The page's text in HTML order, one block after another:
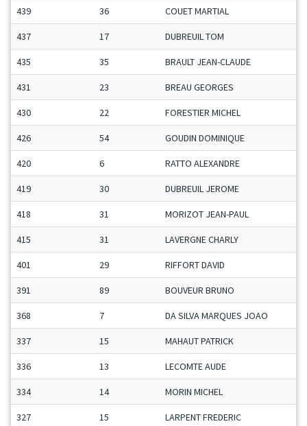
439 36 COUET MARTIAL
437 17 DUBREUIL TOM
435 35 BRAULT JEAN-CLAUDE
431 23 BREAU GEORGES
430 22 FORESTIER MICHEL
426 54 GOUDIN DOMINIQUE
420 6 RATTO ALEXANDRE
419 30 DUBREUIL JEROME
418 31 MORIZOT JEAN-PAUL
415 31 LAVERGNE CHARLY
401 29 RIFFORT DAVID
391 89 BOUVEUR BRUNO
368 7 DA SILVA MARQUES JOAO
337 15 MAHAUT PATRICK
336 13 LECOMTE AUDE
334 14 MORIN MICHEL
327 15 LARPENT FREDERIC